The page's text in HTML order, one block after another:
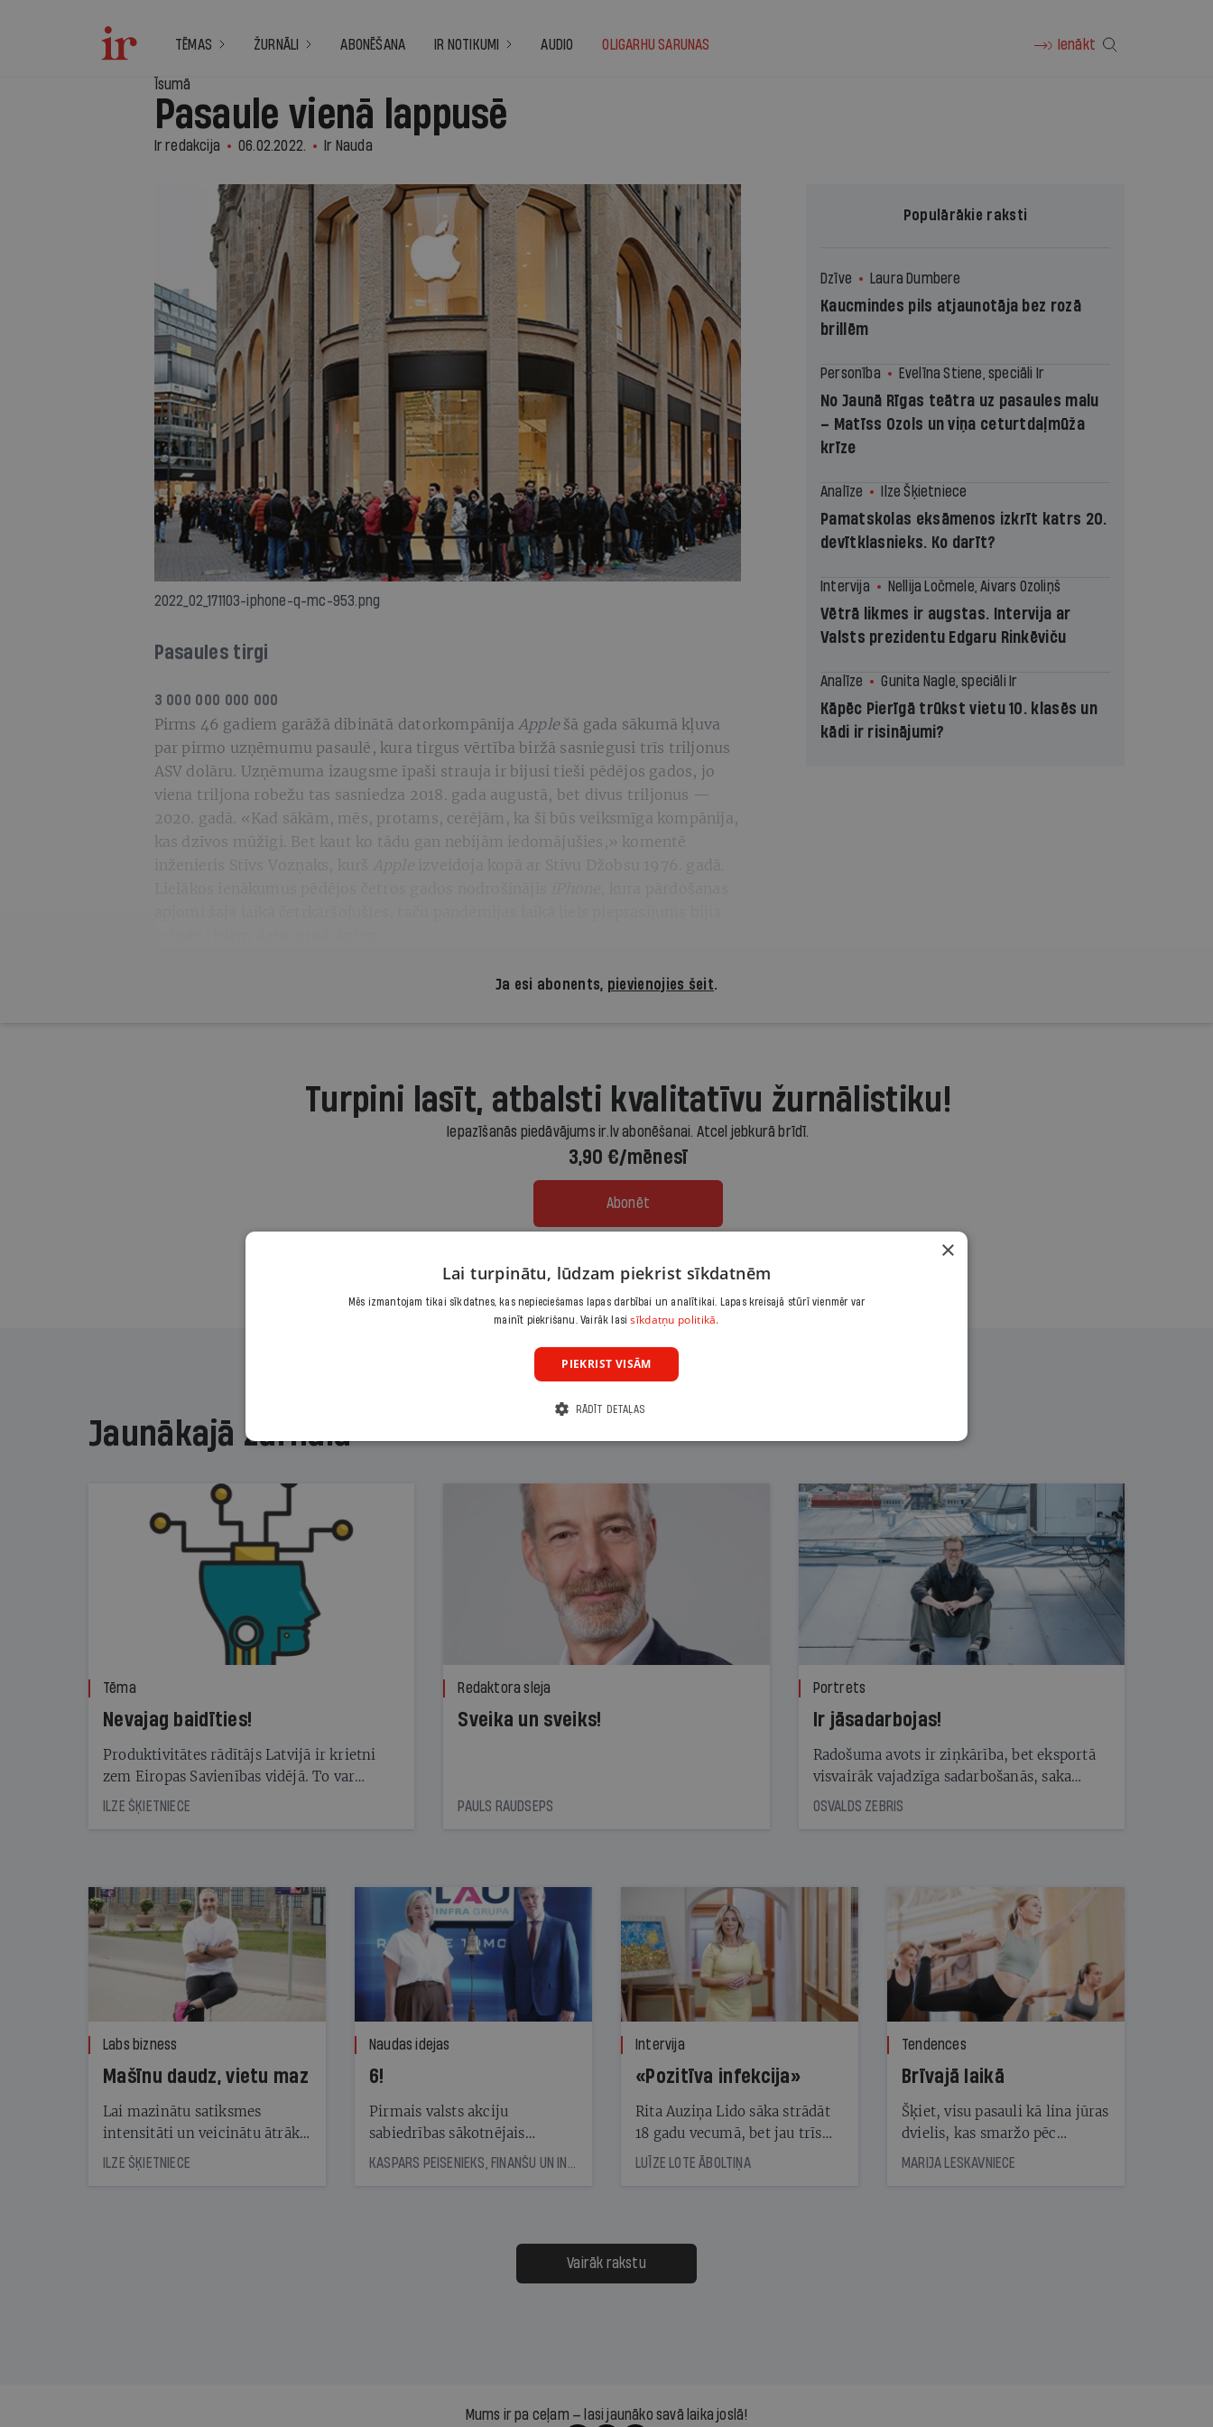
TĒMAS ŽURNĀLI ABONĒŠANA IR NOTIKUMI AUDIO OLIGARHU SARUNAS Ienākt
Īsumā
Pasaule vienā lappusē
Ir redakcija 06.02.2022. Ir Nauda
2022_02_171103-iphone-q-mc-953.png
Pasaules tirgi
3 000 000 000 000
Pirms 46 gadiem garāžā dibinātā datorkompānija Applešā gada sākumā kļuva
par pirmo uzņēmumu pasaulē, kura tirgus vērtība biržā sasniegusi trīs triljonus
ASV dolāru. Uzņēmuma izaugsme īpaši strauja ir bijusi tieši pēdējos gados, jo
viena triljona robežu tas sasniedza 2018. gada augustā, bet divus triljonus —
2020. gadā. «Kad sākām, mēs, protams, cerējām, ka šī būs veiksmīga kompānija,
kas dzīvos mūžīgi. Bet kaut ko tādu gan nebijām iedomājušies,» komentē
inženieris Stīvs Vozņaks, kurš
Apple
izveidoja kopā ar Stīvu Džobsu 1976. gadā.
Populārākie raksti
Dzīve Laura Dumbere
Kaucmindes pils atjaunotāja bez rozā
brillēm
Personība Evelīna Stiene, speciāli Ir
No Jaunā Rīgas teātra uz pasaules malu
– Matīss Ozols un viņa ceturtdaļmūža
krīze
Analīze Ilze Šķietniece
Pamatskolas eksāmenos izkrīt katrs 20.
devītklasnieks. Ko darīt?
Intervija Nellija Ločmele, Aivars Ozoliņš
Vētrā likmes ir augstas. Intervija ar
Valsts prezidentu Edgaru Rinkēviču
Analīze Gunita Nagle, speciāli Ir
Kāpēc Pierīgā trūkst vietu 10. klasēs un
kādi ir risinājumi?
Ja esi abonents, pievienojies šeit.
Turpini lasīt, atbalsti kvalitatīvu žurnālistiku!
Iepazīšanās piedāvājums ir.lv abonēšanai. Atcel jebkurā brīdī.
3,90 €/mēnesī
Abonēt
Jaunākajā žurnālā
Tēma
Nevajag baidīties!
Produktivitātes rādītājs Latvijā ir krietni
zem Eiropas Savienības vidējā. To var
palīdzēt kāpināt mākslīgā intelekta rīku
izmantošana. Taču — kā tā mainīs dažādas
ILZE ŠĶIETNIECE
Redaktora sleja
Sveika un sveiks!
PAULS RAUDSEPS
Portrets
Ir jāsadarbojas!
Radošuma avots ir ziņkārība, bet eksportā
visvairāk vajadzīga sadarbošanās, saka
Andris Rubīns, kurš reklāmas nozarē strādā
OSVALDS ZEBRIS
Labs bizness
Mašīnu daudz, vietu maz
Lai mazinātu satiksmes
intensitāti un veicinātu ātrāku
automašīnu apriti stāvvietās,
Rīgā jau gadiem darbojas
ILZE ŠĶIETNIECE
Naudas idejas
6!
Pirmais valsts akciju
sabiedrības sākotnējais
publiskais akciju piedāvājums
Intervija
«Pozitīva infekcija»
Rita Auziņa Lido sāka strādāt
18 gadu vecumā, bet jau trīs
gadus vēlāk kā vadītāja atvēra
restorānu lidostā. Tagad viņa
vēsturiski vērienīgākajā
attīstības posmā
LUĪZE LOTE ĀBOLTIŅA
Tendences
Brīvajā laikā
Šķiet, visu pasauli kā lina jūras
dvielis, kas smaržo pēc
bērnības, pārklājusi nostalģija.
MARIJA LESKAVNIECE
Vairāk rakstu
Mums ir pa ceļam — lasi jaunāko savā laika joslā!
×
Lai turpinātu, lūdzam piekrist sīkdatnēm
Mēs izmantojam tikai sīkdatnes, kas nepieciešamas lapas darbībai un analītikai. Lapas kreisajā stūrī vienmēr var
mainīt piekrišanu. Vairāk lasisīkdatņu politikā.
PIEKRIST VISĀM
RĀDĪT DETAĻAS